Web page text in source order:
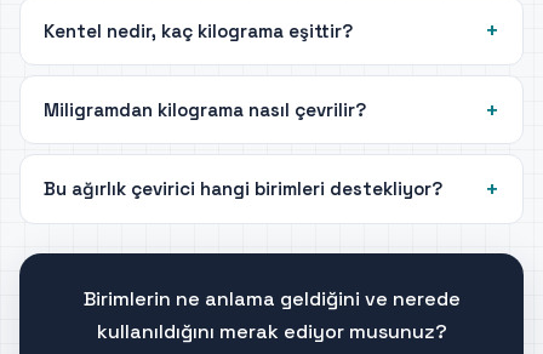
Kentel nedir, kaç kilograma eşittir?
Miligramdan kilograma nasıl çevrilir?
Bu ağırlık çevirici hangi birimleri destekliyor?
Birimlerin ne anlama geldiğini ve nerede
kullanıldığını merak ediyor musunuz?